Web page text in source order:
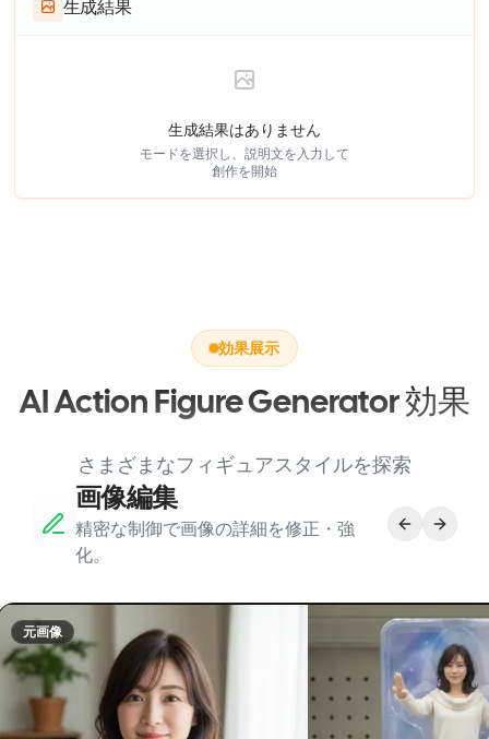
生成結果
生成結果はありません
モードを選択し、説明文を入力して
創作を開始
効果展示
AI Action Figure Generator 効果
さまざまなフィギュアスタイルを探索
画像編集
精密な制御で画像の詳細を修正・強
化。
元画像